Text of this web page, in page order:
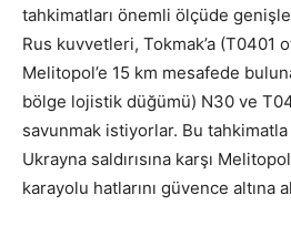
tahkimatları önemli ölçüde
Rus kuvvetleri, Tokmak’a (T0401
Melitopol’e 15 km mesafede
bölge lojistik düğümü) N30 ve
savunmak istiyorlar. Bu
Ukrayna saldırısına karşı
karayolu hatlarını güvence altına